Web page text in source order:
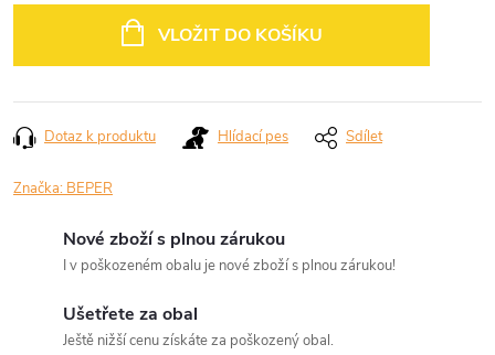
VLOŽIT DO KOŠÍKU
Dotaz k produktu Hlídací pes Sdílet
Značka: BEPER
Nové zboží s plnou zárukou
I v poškozeném obalu je nové zboží s plnou zárukou!
Ušetřete za obal
Ještě nižší cenu získáte za poškozený obal.